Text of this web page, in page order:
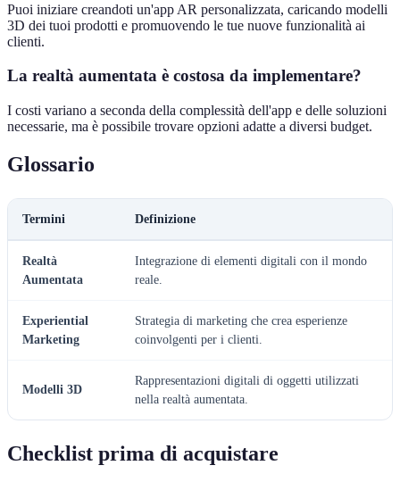
Puoi iniziare creandoti un'app AR personalizzata, caricando modelli
3D dei tuoi prodotti e promuovendo le tue nuove funzionalità ai
clienti.
La realtà aumentata è costosa da implementare?
I costi variano a seconda della complessità dell'app e delle soluzioni
necessarie, ma è possibile trovare opzioni adatte a diversi budget.
Glossario
Termini Definizione
Realtà
Aumentata
Integrazione di elementi digitali con il mondo
reale.
Experiential
Marketing
Strategia di marketing che crea esperienze
coinvolgenti per i clienti.
Modelli 3D
Rappresentazioni digitali di oggetti utilizzati
nella realtà aumentata.
Checklist prima di acquistare